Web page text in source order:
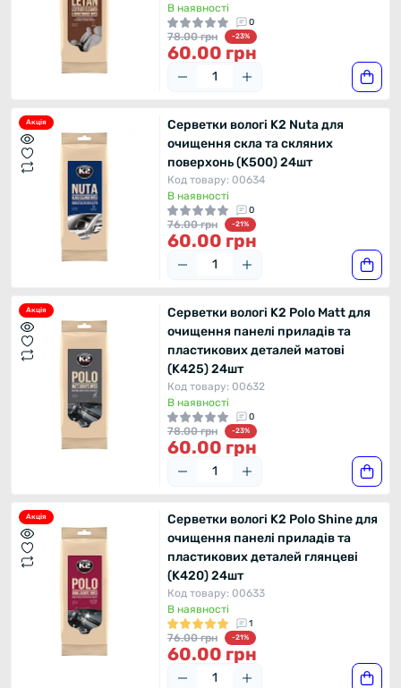
В наявності
0
78.00 грн -23%
60.00 грн
Акція
Серветки вологі K2 Nuta для
очищення скла та скляних
поверхонь (K500) 24шт
Код товару: 00634
В наявності
0
76.00 грн -21%
60.00 грн
Акція
Серветки вологі K2 Polo Matt для
очищення панелі приладів та
пластикових деталей матові
(K425) 24шт
Код товару: 00632
В наявності
0
78.00 грн -23%
60.00 грн
Акція
Серветки вологі K2 Polo Shine для
очищення панелі приладів та
пластикових деталей глянцеві
(K420) 24шт
Код товару: 00633
В наявності
1
76.00 грн -21%
60.00 грн